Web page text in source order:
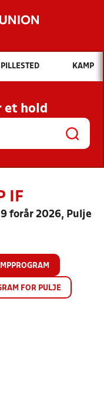
vil du søge efter?
OG NYHEDER
KLUBBER OG
KAMP
et hold
IF
forår 2026, Pulje
FOR PULJE